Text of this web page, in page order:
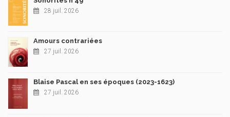
28 juil. 2026
Amours contrariées
27 juil. 2026
Blaise Pascal en ses époques (2023-1623)
27 juil. 2026